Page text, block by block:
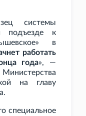
системы
подъезде к
в
работать
года», —
на главу
специальное